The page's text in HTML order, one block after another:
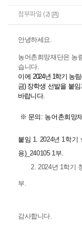
첨부파일 (2)
안녕하세요.
농어촌희망재단은 농
습니다.
이에 2024년 1학기 농
금) 장학생 선발을 붙
바랍니다.
※ 문의 : 농어촌희망
붙임 1. 2024년 1학기
용)_240105 1부.
2. 2024년 1학기
부.
감사합니다.